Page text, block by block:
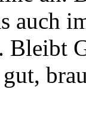
auch
Bleibt